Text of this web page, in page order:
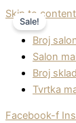
Skip to content
Broj
Salon
Broj
Tvrtka
Facebook-f
Sale!